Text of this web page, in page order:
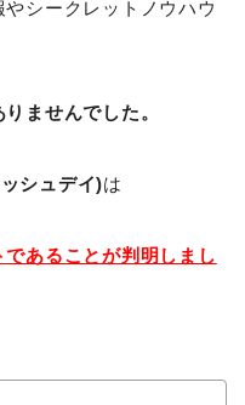
シークレットノウハウ
ませんでした。
シュデイ)は
あることが判明しまし